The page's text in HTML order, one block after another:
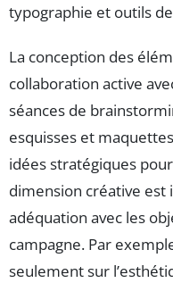
typographie et outils
La conception des
collaboration active
séances de
esquisses et
idées stratégiques
dimension créative
adéquation avec les
campagne. Par
seulement sur